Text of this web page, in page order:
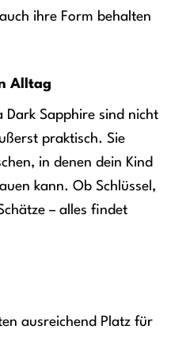
ihre Form behalten
Alltag
Dark Sapphire sind nicht
praktisch. Sie
in denen dein Kind
kann. Ob Schlüssel,
– alles findet
ausreichend Platz für